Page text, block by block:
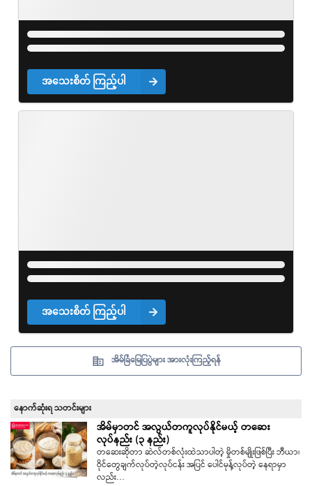
အသေးစိတ် ကြည့်ပါ
အသေးစိတ် ကြည့်ပါ
အိမ်ခြံမြေပြပွဲများ အားလုံးကြည့်ရန်
နောက်ဆုံးရ သတင်းများ
အိမ်မှာတင် အလွယ်တကူလုပ်နိုင်မယ့် တဆေး
လုပ်နည်း (၃ နည်း)
တဆေးဆိုတာ ဆဲလ်တစ်လုံးထဲသာပါတဲ့ မှိုတစ်မျိုးဖြစ်ပြီး ဘီယာ၊
ဝိုင်တွေချက်လုပ်တဲ့လုပ်ငန်း အပြင် ပေါင်မုန့်လုပ်တဲ့ နေရာမှာ
လည်း…